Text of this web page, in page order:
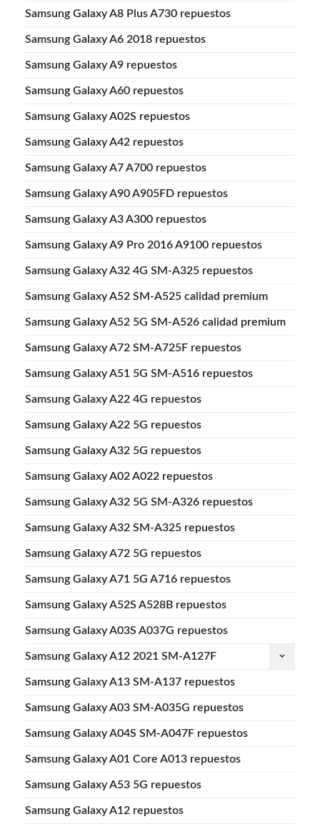
Samsung Galaxy A8 Plus A730 repuestos
Samsung Galaxy A6 2018 repuestos
Samsung Galaxy A9 repuestos
Samsung Galaxy A60 repuestos
Samsung Galaxy A02S repuestos
Samsung Galaxy A42 repuestos
Samsung Galaxy A7 A700 repuestos
Samsung Galaxy A90 A905FD repuestos
Samsung Galaxy A3 A300 repuestos
Samsung Galaxy A9 Pro 2016 A9100 repuestos
Samsung Galaxy A32 4G SM-A325 repuestos
Samsung Galaxy A52 SM-A525 calidad premium
Samsung Galaxy A52 5G SM-A526 calidad premium
Samsung Galaxy A72 SM-A725F repuestos
Samsung Galaxy A51 5G SM-A516 repuestos
Samsung Galaxy A22 4G repuestos
Samsung Galaxy A22 5G repuestos
Samsung Galaxy A32 5G repuestos
Samsung Galaxy A02 A022 repuestos
Samsung Galaxy A32 5G SM-A326 repuestos
Samsung Galaxy A32 SM-A325 repuestos
Samsung Galaxy A72 5G repuestos
Samsung Galaxy A71 5G A716 repuestos
Samsung Galaxy A52S A528B repuestos
Samsung Galaxy A03S A037G repuestos
Samsung Galaxy A12 2021 SM-A127F keyboard_arrow_down
Samsung Galaxy A13 SM-A137 repuestos
Samsung Galaxy A03 SM-A035G repuestos
Samsung Galaxy A04S SM-A047F repuestos
Samsung Galaxy A01 Core A013 repuestos
Samsung Galaxy A53 5G repuestos
Samsung Galaxy A12 repuestos